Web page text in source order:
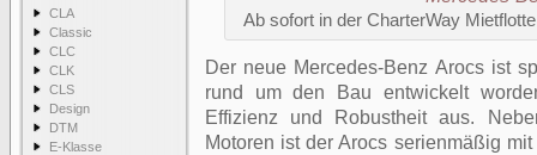
CLA
Classic
CLC
CLK
CLS
Design
DTM
E-Klasse
Ab sofort in der CharterWay
Der neue Mercedes-Benz Arocs ist
rund um den Bau entwickelt
Effizienz und Robustheit aus.
Motoren ist der Arocs serienmäßig